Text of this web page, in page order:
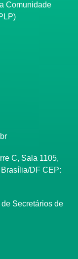
C, Sala 1105,
DF CEP:
Secretários de